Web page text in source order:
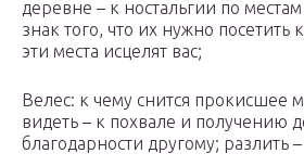
деревне – к ностальгии по
знак того, что их нужно посетить
эти места исцелят вас;
Велес: к чему снится прокисшее
видеть – к похвале и получению
благодарности другому; разлить